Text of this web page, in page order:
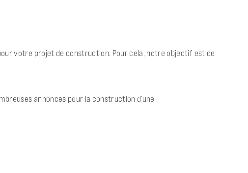
votre projet de construction. Pour cela, notre objectif est de
annonces pour la construction d’une :